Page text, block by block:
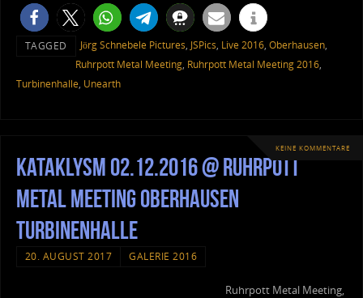
TAGGED Jörg Schnebele Pictures, JSPics, Live 2016, Oberhausen,
Ruhrpott Metal Meeting, Ruhrpott Metal Meeting 2016,
Turbinenhalle, Unearth
KEINE KOMMENTARE
Kataklysm 02.12.2016 @ Ruhrpott
Metal Meeting Oberhausen
Turbinenhalle
20. AUGUST 2017 GALERIE 2016
Ruhrpott Metal Meeting,